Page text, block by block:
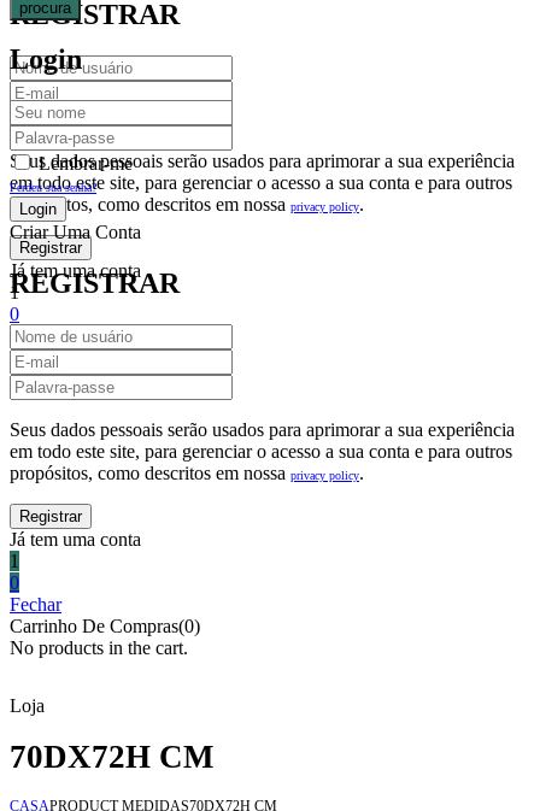
REGISTRAR
Seus dados pessoais serão usados para aprimorar a sua experiência
em todo este site, para gerenciar o acesso a sua conta e para outros
propósitos, como descritos em nossa privacy policy.
Já tem uma conta
1
0
Fechar
Carrinho De Compras(0)
No products in the cart.
procura
Login
Lembrar-me
Perdeu sua senha?
Criar Uma Conta
REGISTRAR
Seus dados pessoais serão usados para aprimorar a sua experiência
em todo este site, para gerenciar o acesso a sua conta e para outros
propósitos, como descritos em nossa privacy policy.
Já tem uma conta
1
0
Fechar
Carrinho De Compras(0)
No products in the cart.
Loja
70DX72H CM
CASAPRODUCT MEDIDAS70DX72H CM